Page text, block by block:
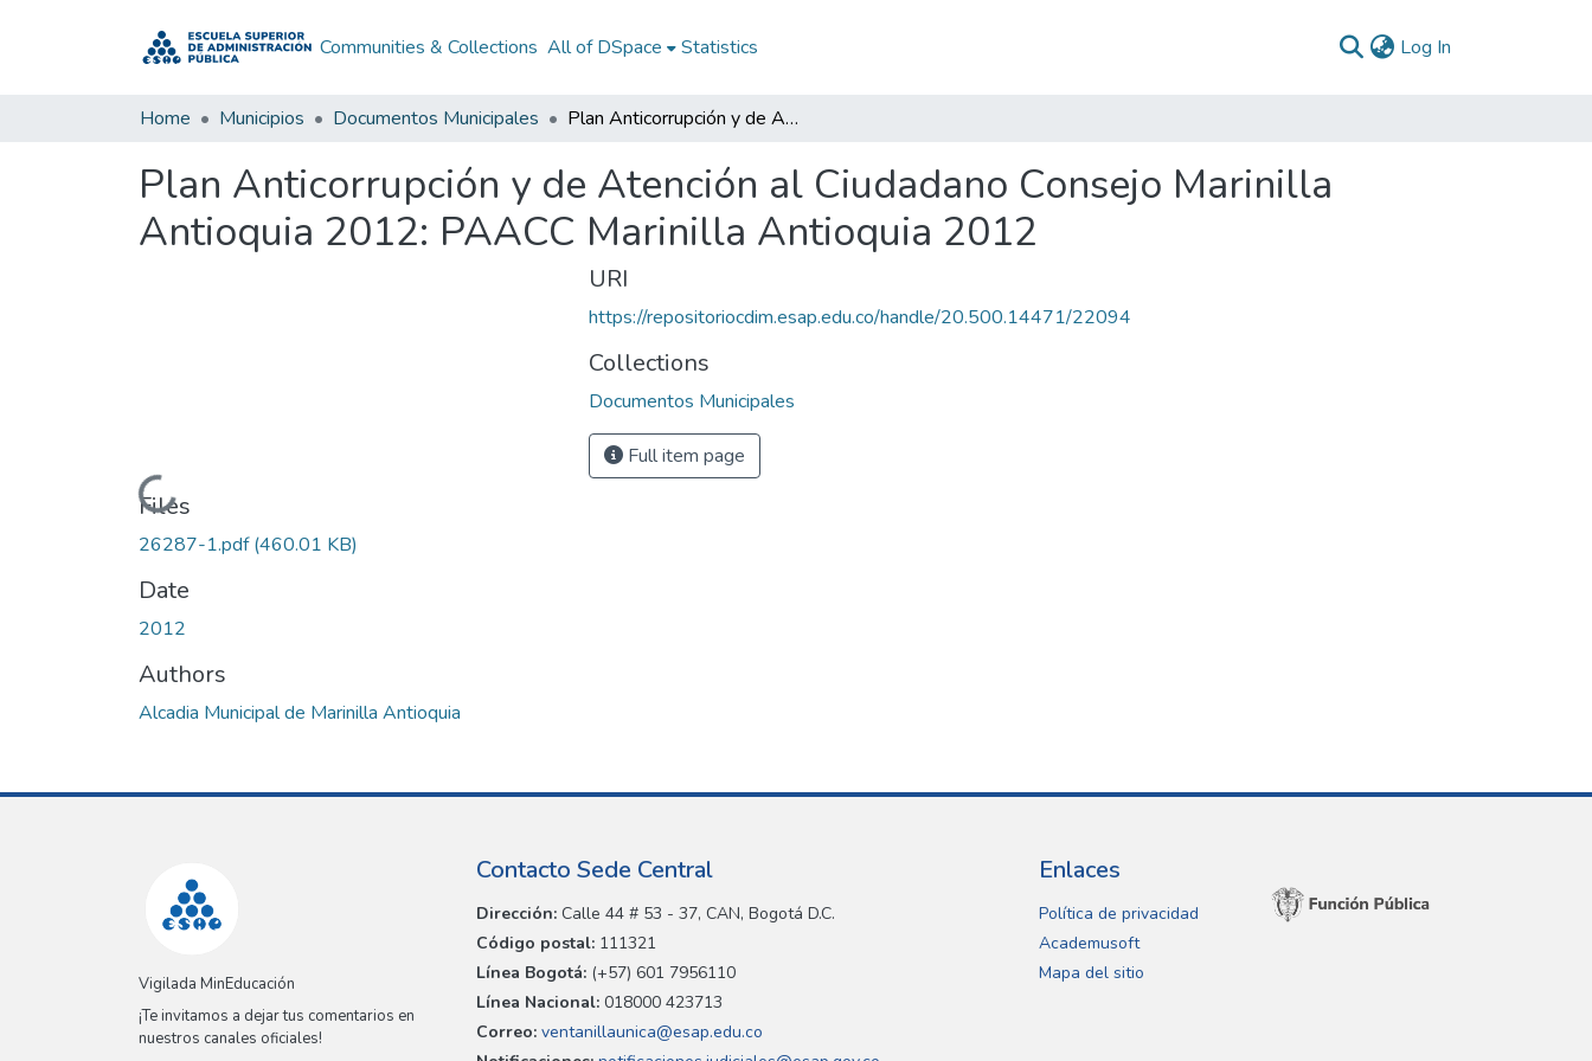
Communities & Collections All of DSpace Statistics Log In
Home Municipios Documentos Municipales Plan Anticorrupción y de Atención al Ciudadano Consejo Marinilla Antioquia 2012: PAACC Marinilla Antioquia 2012
Plan Anticorrupción y de Atención al Ciudadano Consejo Marinilla
Antioquia 2012: PAACC Marinilla Antioquia 2012
Loading...
Files
26287-1.pdf(460.01 KB)
Date
2012
Authors
Alcadia Municipal de Marinilla Antioquia
URI
https://repositoriocdim.esap.edu.co/handle/20.500.14471/22094
Collections
Documentos Municipales
Full item page
Vigilada MinEducación
¡Te invitamos a dejar tus comentarios en
nuestros canales oficiales!
Contacto Sede Central
Dirección: Calle 44 # 53 - 37, CAN, Bogotá D.C.
Código postal: 111321
Línea Bogotá: (+57) 601 7956110
Línea Nacional: 018000 423713
Correo: ventanillaunica@esap.edu.co
Enlaces
Política de privacidad
Academusoft
Mapa del sitio